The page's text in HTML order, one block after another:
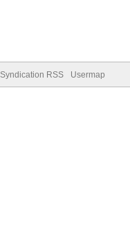
Syndication RSS Usermap